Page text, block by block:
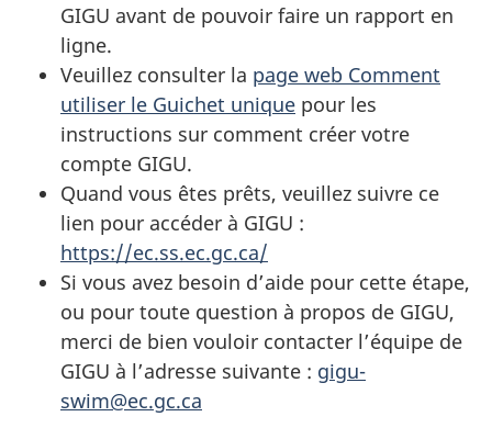
GIGU avant de pouvoir faire un rapport en
ligne.
Veuillez consulter la page web Comment
utiliser le Guichet unique pour les
instructions sur comment créer votre
compte GIGU.
Quand vous êtes prêts, veuillez suivre ce
lien pour accéder à GIGU :
https://ec.ss.ec.gc.ca/
Si vous avez besoin d’aide pour cette étape,
ou pour toute question à propos de GIGU,
merci de bien vouloir contacter l’équipe de
GIGU à l’adresse suivante : gigu-
swim@ec.gc.ca